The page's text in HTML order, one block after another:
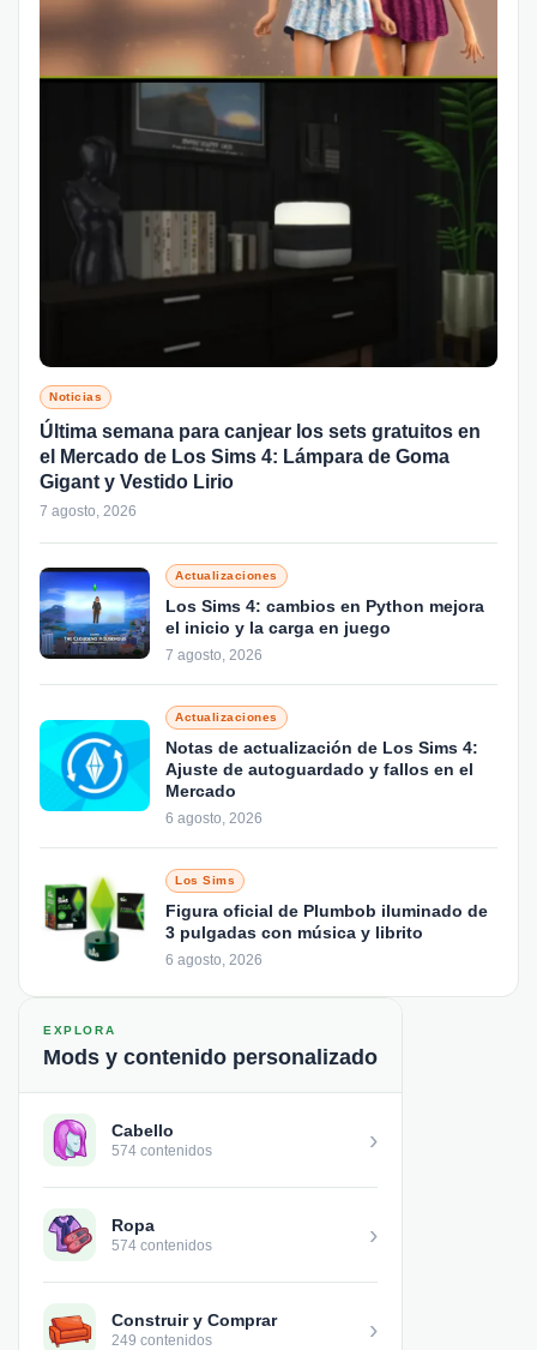
Noticias
Última semana para canjear los sets gratuitos en
el Mercado de Los Sims 4: Lámpara de Goma
Gigant y Vestido Lirio
7 agosto, 2026
Actualizaciones
Los Sims 4: cambios en Python mejora
el inicio y la carga en juego
7 agosto, 2026
Actualizaciones
Notas de actualización de Los Sims 4:
Ajuste de autoguardado y fallos en el
Mercado
6 agosto, 2026
Los Sims
Figura oficial de Plumbob iluminado de
3 pulgadas con música y librito
6 agosto, 2026
EXPLORA
Mods y contenido personalizado
Cabello
574 contenidos ›
Ropa
574 contenidos ›
Construir y Comprar
249 contenidos ›